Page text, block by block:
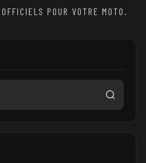
POUR VOTRE MOTO.